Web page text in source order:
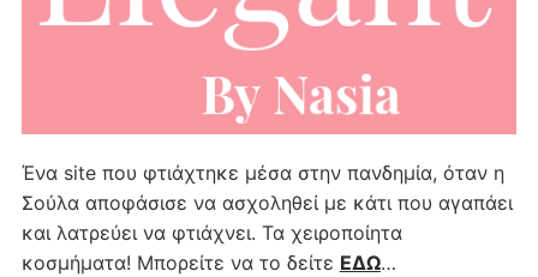
Ένα site που φτιάχτηκε μέσα στην πανδημία, όταν η
Σούλα αποφάσισε να ασχοληθεί με κάτι που αγαπάει
και λατρεύει να φτιάχνει. Τα χειροποίητα
κοσμήματα! Μπορείτε να το δείτε ΕΔΩ…